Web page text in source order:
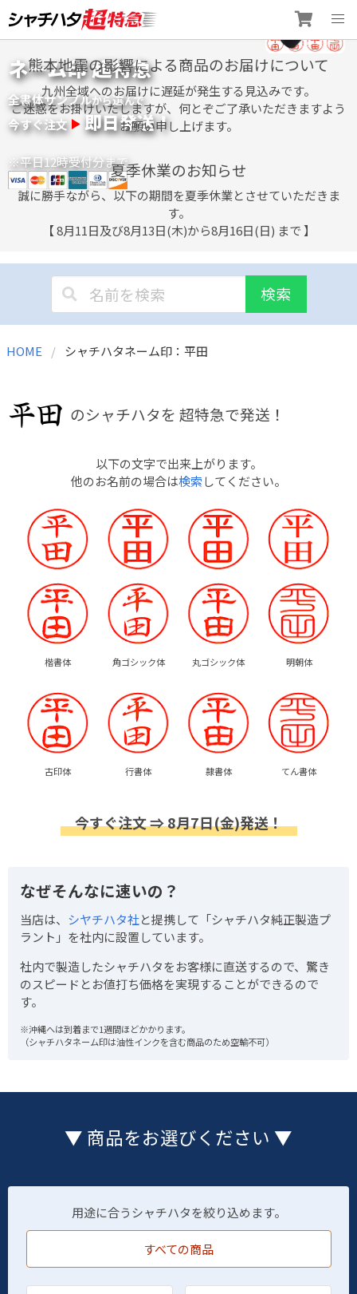
to
content
ネーム印 超特急
全書体サンプルから選んで
今すぐ注文 即日発送！
※平日12時受付分まで
熊本地震の影響による商品のお届けについて
九州全域へのお届けに遅延が発生する見込みです。
ご迷惑をお掛けいたしますが、何とぞご了承いただきますよう
お願い申し上げます。
夏季休業のお知らせ
誠に勝手ながら、以下の期間を夏季休業とさせていただきま
す。
【 8月11日及び8月13日(木)から8月16日(日) まで 】
検索
HOME シャチハタネーム印：平田
のシャチハタを 超特急で発送！
以下の文字で出来上がります。
他のお名前の場合は検索してください。
楷書体 角ゴシック体 丸ゴシック体 明朝体
古印体 行書体 隷書体 てん書体
今すぐ注文 ⇒ 8月7日(金)発送！
なぜそんなに速いの？
当店は、 シヤチハタ社と提携して「シャチハタ純正製造プ
ラント」を社内に設置しています。
社内で製造したシャチハタをお客様に直送するので、驚き
のスピードとお値打ち価格を実現することができるので
す。
※沖縄へは到着まで1週間ほどかかります。
（シャチハタネーム印は油性インクを含む商品のため空輸不可）
▼ 商品をお選びください ▼
用途に合うシャチハタを絞り込めます。
すべての商品